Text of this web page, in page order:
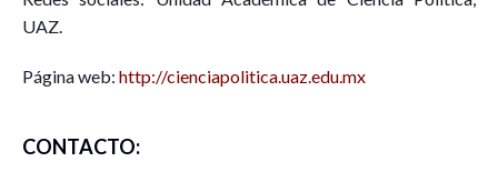
UAZ.
Página web: http://cienciapolitica.uaz.edu.mx
CONTACTO: